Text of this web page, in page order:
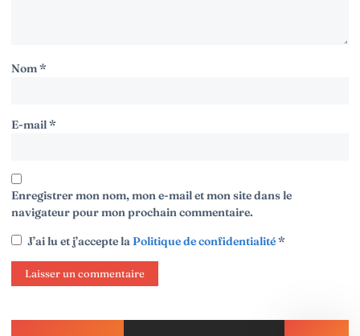
Nom*
E-mail*
Enregistrer mon nom, mon e-mail et mon site dans le
navigateur pour mon prochain commentaire.
J’ai lu et j’accepte laPolitique de confidentialité*